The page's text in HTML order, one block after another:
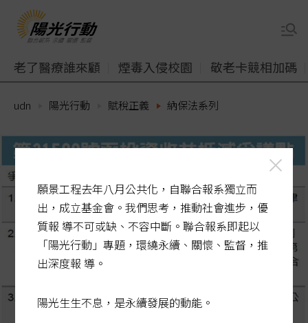
老了醫療誰來顧 煙毒入侵校園 敬老卡競相加碼
udn 陽光行動 賦稅正義 納保法系列
願景工程去年八月公共化，自聯合報系獨立而
出，成立基金會。我們思考，推動社會進步，優
質報 導不可或缺、不容中斷。聯合報系即起以
「陽光行動」專題，環繞永續、關懷、監督，推
出深度報 導。
陽光生生不息，是永續發展的動能。